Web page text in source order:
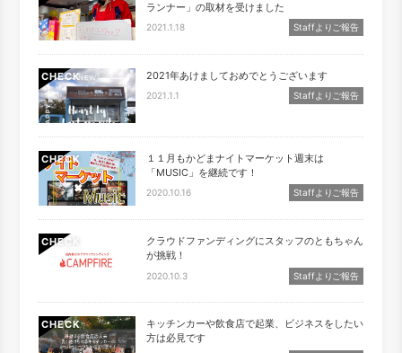
ランナー」の取材を受けました
2021.1.18 Staffよりご報告
CHECK 2021年あけましておめでとうございます
2021.1.1 Staffよりご報告
CHECK
１１月もかどまナイトマーケット週末は
「MUSIC」を継続です！
2020.10.16 Staffよりご報告
CHECK
クラウドファンディングにスタッフのともちゃん
が挑戦！
2020.10.3 Staffよりご報告
CHECK
キッチンカーや飲食店で起業、ビジネスをしたい
方は必見です